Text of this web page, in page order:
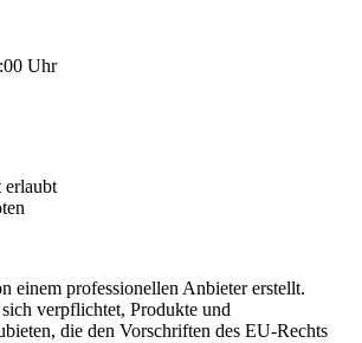
Uhr
erlaubt
einem professionellen Anbieter erstellt.
verpflichtet, Produkte und
die den Vorschriften des EU-Rechts